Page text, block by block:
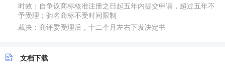
时效：自争议商标核准注册之日起五年内提交申请，超过五年不
予受理；驰名商标不受时间限制
裁决：商评委受理后，十二个月左右下发决定书
文档下载